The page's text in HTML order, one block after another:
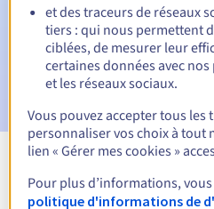
E-mail le jour de l'expiration
suspension du nom de domaine
E-mail après la période de
notification de la suppression
Voir toutes les
et des traceurs de réseaux
tiers : qui nous permettent
ciblées, de mesurer leur
certaines données avec
et les réseaux sociaux.
Vous pouvez accepter tous les
personnaliser vos choix à tout
lien « Gérer mes cookies »
Pour plus d’informations,
politique d'informations de